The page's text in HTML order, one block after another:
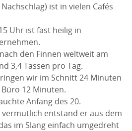
ist in vielen Cafés
Uhr ist fast heilig in
den Finnen weltweit am
3,4 Tassen pro Tag.
wir im Schnitt 24 Minuten
12 Minuten.
Anfang des 20.
vermutlich entstand er aus dem
im Slang einfach umgedreht